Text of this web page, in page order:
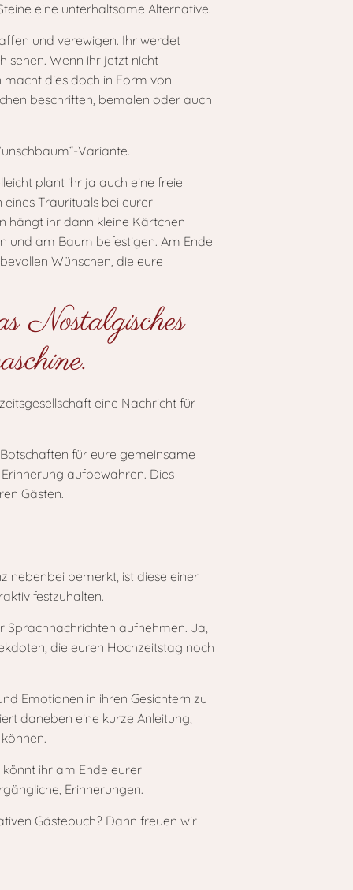
eine unterhaltsame Alternative.
und verewigen. Ihr werdet
sehen. Wenn ihr jetzt nicht
macht dies doch in Form von
beschriften, bemalen oder auch
Variante.
plant ihr ja auch eine freie
Traurituals bei eurer
hängt ihr dann kleine Kärtchen
und am Baum befestigen. Am Ende
Wünschen, die eure
Nostalgisches
für eure gemeinsame
aufbewahren. Dies
Gästen.
nebenbei bemerkt, ist diese einer
festzuhalten.
Sprachnachrichten aufnehmen. Ja,
die euren Hochzeitstag noch
Emotionen in ihren Gesichtern zu
daneben eine kurze Anleitung,
könnt ihr am Ende eurer
Erinnerungen.
Gästebuch? Dann freuen wir